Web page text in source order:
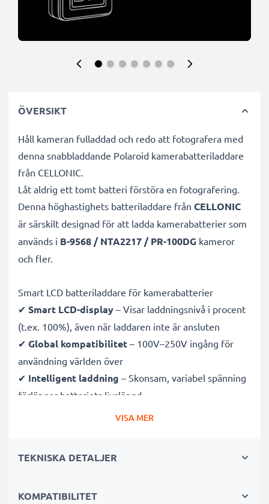
ÖVERSIKT
Håll kameran fulladdad och redo att fotografera med
denna snabbladdande Polaroid kamerabatteriladdare
från CELLONIC.
Låt aldrig ett tomt batteri förstöra en fotografering.
Denna höghastighets batteriladdare från CELLONIC
är särskilt designad för att ladda kamerabatterier som
används i B-9568 / NTA2217 / PR-100DG kameror
och fler.
Smart LCD batteriladdare för kamerabatterier
✔ Smart LCD-display – Visar laddningsnivå i procent
(t.ex. 100%), även när laddaren inte är ansluten
✔ Global kompatibilitet – 100V–250V ingång för
användning världen över
✔ Intelligent laddning – Skonsam, variabel spänning
förlänger batteriets livslängd
Certifierad säkerhet– CE- och RoHS-godkänd med
✔Kompakt & lätt – Perfekt storlek för kameraväskan
VISA MER
TEKNISKA DETALJER
KOMPATIBILITET